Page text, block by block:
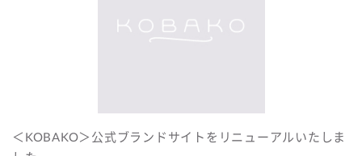
＜KOBAKO＞公式ブランドサイトをリニューアルいたしま